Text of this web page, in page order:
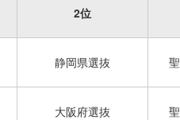
2位
静岡県選抜
大阪府選抜